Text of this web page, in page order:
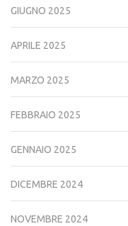
GIUGNO 2025
APRILE 2025
MARZO 2025
FEBBRAIO 2025
GENNAIO 2025
DICEMBRE 2024
NOVEMBRE 2024